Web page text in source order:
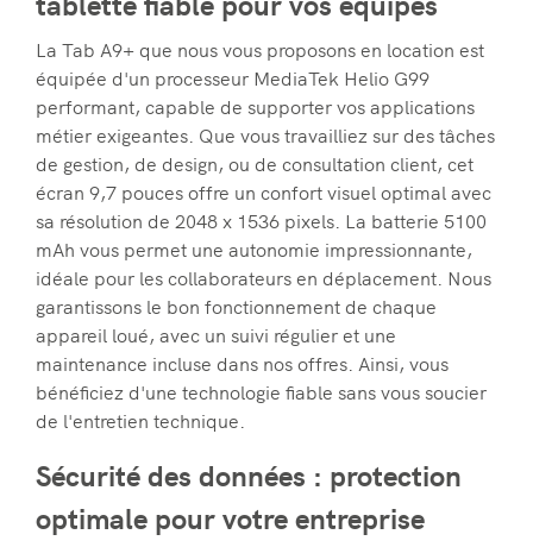
La Tab A9+ que nous vous proposons en location est
équipée d'un processeur MediaTek Helio G99
performant, capable de supporter vos applications
métier exigeantes. Que vous travailliez sur des tâches
de gestion, de design, ou de consultation client, cet
écran 9,7 pouces offre un confort visuel optimal avec
sa résolution de 2048 x 1536 pixels. La batterie 5100
mAh vous permet une autonomie impressionnante,
idéale pour les collaborateurs en déplacement. Nous
garantissons le bon fonctionnement de chaque
appareil loué, avec un suivi régulier et une
maintenance incluse dans nos offres. Ainsi, vous
bénéficiez d'une technologie fiable sans vous soucier
de l'entretien technique.
Sécurité des données : protection
optimale pour votre entreprise